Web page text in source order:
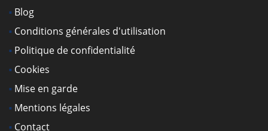
Blog
Conditions générales d'utilisation
Politique de confidentialité
Cookies
Mise en garde
Mentions légales
Contact